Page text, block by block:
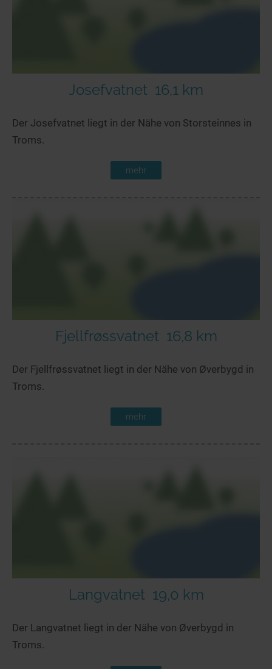
Josefvatnet 16,1 km
Der Josefvatnet liegt in der Nähe von Storsteinnes in
Troms.
mehr
Fjellfrøssvatnet 16,8 km
Der Fjellfrøssvatnet liegt in der Nähe von Øverbygd in
Troms.
mehr
Langvatnet 19,0 km
Der Langvatnet liegt in der Nähe von Øverbygd in
Troms.